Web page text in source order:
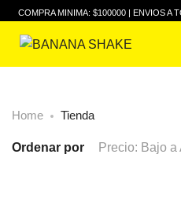
COMPRA MINIMA: $100000 | ENVIOS A
Home Tienda
Ordenar por Precio: Bajo a